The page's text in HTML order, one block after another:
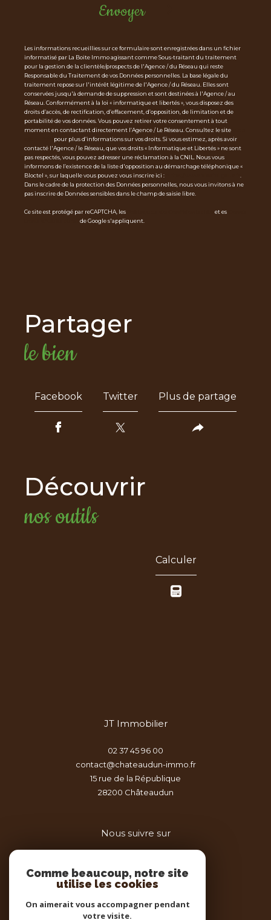
Envoyer
Les informations recueillies sur ce formulaire sont enregistrées dans un fichier
informatisé par La Boite Immo agissant comme Sous-traitant du traitement
pour la gestion de la clientèle/prospects de l'Agence / du Réseau qui reste
Responsable du Traitement de vos Données personnelles. La base légale du
traitement repose sur l'intérêt légitime de l'Agence / du Réseau. Elles sont
conservées jusqu'à demande de suppression et sont destinées à l'Agence / au
Réseau. Conformément à la loi « informatique et libertés », vous disposez des
droits d’accès, de rectification, d’effacement, d’opposition, de limitation et de
portabilité de vos données. Vous pouvez retirer votre consentement à tout
moment en contactant directement l’Agence / Le Réseau. Consultez le site
pour plus d’informations sur vos droits. Si vous estimez, après avoir
contacté l'Agence / le Réseau, que vos droits « Informatique et Libertés » ne sont
pas respectés, vous pouvez adresser une réclamation à la CNIL. Nous vous
informons de l’existence de la liste d'opposition au démarchage téléphonique «
Bloctel », sur laquelle vous pouvez vous inscrire ici :
Dans le cadre de la protection des Données personnelles, nous vous invitons à ne
pas inscrire de Données sensibles dans le champ de saisie libre.
Ce site est protégé par reCAPTCHA, les et es
de Google s'appliquent.
partager
le bien
Facebook Twitter Plus de partage
découvrir
nos outils
Calculer
JT Immobilier
02 37 45 96 00
contact@chateaudun-immo.fr
15 rue de la République
28200
châteaudun
Nous suivre sur
Comme beaucoup, notre site
utilise les cookies
On aimerait vous accompagner pendant
votre visite.